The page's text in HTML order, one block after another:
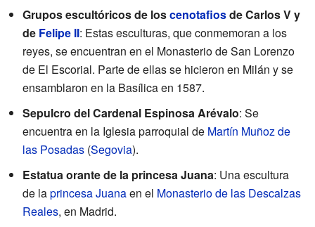
Grupos escultóricos de loscenotafiosde Carlos V y
de Felipe II: Estas esculturas, que conmemoran a los
reyes, se encuentran en el Monasterio de San Lorenzo
de El Escorial. Parte de ellas se hicieron en Milán y se
ensamblaron en la Basílica en 1587.
Sepulcro del Cardenal Espinosa Arévalo: Se
encuentra en la Iglesia parroquial de Martín Muñoz de
las Posadas (Segovia).
Estatua orante de la princesa Juana: Una escultura
de laprincesa Juanaen el Monasterio de las Descalzas
Reales, en Madrid.